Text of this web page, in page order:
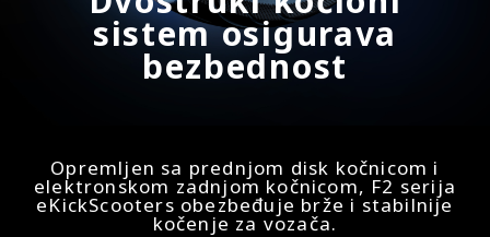
sistem osigurava
bezbednost
Opremljen sa prednjom disk kočnicom i
elektronskom zadnjom kočnicom, F2 serija
eKickScooters obezbeđuje brže i stabilnije
kočenje za vozača.